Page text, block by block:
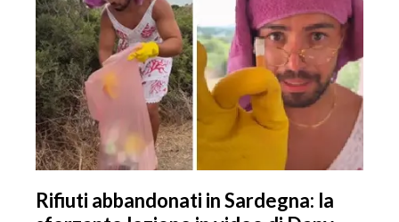
Rifiuti abbandonati in Sardegna: la